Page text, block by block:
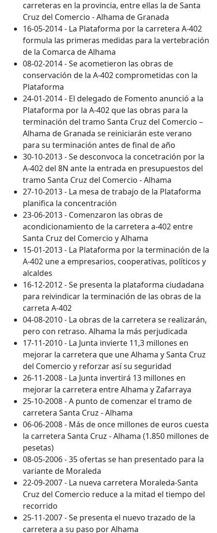
carreteras en la provincia, entre ellas la de Santa
Cruz del Comercio - Alhama de Granada
16-05-2014 - La Plataforma por la carretera A-402
formula las primeras medidas para la vertebración
de la Comarca de Alhama
08-02-2014 - Se acometieron las obras de
conservación de la A-402 comprometidas con la
Plataforma
24-01-2014 - El delegado de Fomento anunció a la
Plataforma por la A-402 que las obras para la
terminación del tramo Santa Cruz del Comercio –
Alhama de Granada se reiniciarán este verano
para su terminación antes de final de año
30-10-2013 - Se desconvoca la concetración por la
A-402 del 8N ante la entrada en presupuestos del
tramo Santa Cruz del Comercio - Alhama
27-10-2013 - La mesa de trabajo de la Plataforma
planifica la concentración
23-06-2013 - Comenzaron las obras de
acondicionamiento de la carretera a-402 entre
Santa Cruz del Comercio y Alhama
15-01-2013 - La Plataforma por la terminación de la
A-402 une a empresarios, cooperativas, políticos y
alcaldes
16-12-2012 - Se presenta la plataforma ciudadana
para reivindicar la terminación de las obras de la
carreta A-402
04-08-2010 - La obras de la carretera se realizarán,
pero con retraso. Alhama la más perjudicada
17-11-2010 - La Junta invierte 11,3 millones en
mejorar la carretera que une Alhama y Santa Cruz
del Comercio y reforzar así su seguridad
26-11-2008 - La Junta invertirá 13 millones en
mejorar la carretera entre Alhama y Zafarraya
25-10-2008 - A punto de comenzar el tramo de
carretera Santa Cruz - Alhama
06-06-2008 - Más de once millones de euros cuesta
la carretera Santa Cruz - Alhama (1.850 millones de
pesetas)
08-05-2006 - 35 ofertas se han presentado para la
variante de Moraleda
22-09-2007 - La nueva carretera Moraleda-Santa
Cruz del Comercio reduce a la mitad el tiempo del
recorrido
25-11-2007 - Se presenta el nuevo trazado de la
carretera a su paso por Alhama